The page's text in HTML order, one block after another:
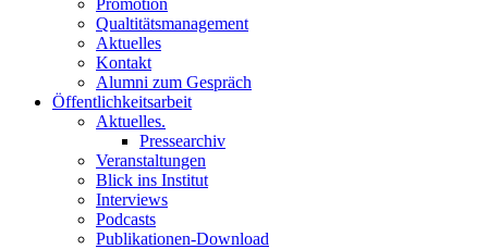
Promotion
Qualtitätsmanagement
Aktuelles
Kontakt
Alumni zum Gespräch
Öffentlichkeitsarbeit
Aktuelles.
Pressearchiv
Veranstaltungen
Blick ins Institut
Interviews
Podcasts
Publikationen-Download